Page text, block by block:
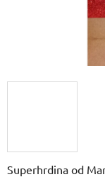
Superhrdina od